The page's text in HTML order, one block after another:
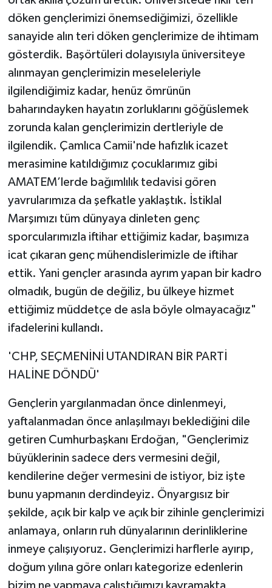
döken gençlerimizi önemsediğimizi, özellikle
sanayide alın teri döken gençlerimize de ihtimam
gösterdik. Başörtüleri dolayısıyla üniversiteye
alınmayan gençlerimizin meseleleriyle
ilgilendiğimiz kadar, henüz ömrünün
baharındayken hayatın zorluklarını göğüslemek
zorunda kalan gençlerimizin dertleriyle de
ilgilendik. Çamlıca Camii'nde hafızlık icazet
merasimine katıldığımız çocuklarımız gibi
AMATEM’lerde bağımlılık tedavisi gören
yavrularımıza da şefkatle yaklaştık. İstiklal
Marşımızı tüm dünyaya dinleten genç
sporcularımızla iftihar ettiğimiz kadar, başımıza
icat çıkaran genç mühendislerimizle de iftihar
ettik. Yani gençler arasında ayrım yapan bir kadro
olmadık, bugün de değiliz, bu ülkeye hizmet
ettiğimiz müddetçe de asla böyle olmayacağız"
ifadelerini kullandı.
'CHP, SEÇMENİNİ UTANDIRAN BİR PARTİ
HALİNE DÖNDÜ'
Gençlerin yargılanmadan önce dinlenmeyi,
yaftalanmadan önce anlaşılmayı beklediğini dile
getiren Cumhurbaşkanı Erdoğan, "Gençlerimiz
büyüklerinin sadece ders vermesini değil,
kendilerine değer vermesini de istiyor, biz işte
bunu yapmanın derdindeyiz. Önyargısız bir
şekilde, açık bir kalp ve açık bir zihinle gençlerimizi
anlamaya, onların ruh dünyalarının derinliklerine
inmeye çalışıyoruz. Gençlerimizi harflerle ayırıp,
doğum yılına göre onları kategorize edenlerin